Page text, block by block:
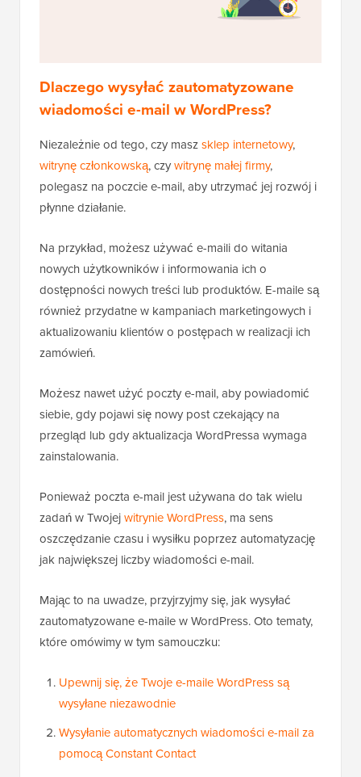
Dlaczego wysyłać zautomatyzowane
wiadomości e-mail w WordPress?
Niezależnie od tego, czy maszsklep internetowy,
witrynę członkowską, czywitrynę małej firmy,
polegasz na poczcie e-mail, aby utrzymać jej rozwój i
płynne działanie.
Na przykład, możesz używać e-maili do witania
nowych użytkowników i informowania ich o
dostępności nowych treści lub produktów. E-maile są
również przydatne w kampaniach marketingowych i
aktualizowaniu klientów o postępach w realizacji ich
zamówień.
Możesz nawet użyć poczty e-mail, aby powiadomić
siebie, gdy pojawi się nowy post czekający na
przegląd lub gdy aktualizacja WordPressa wymaga
zainstalowania.
Ponieważ poczta e-mail jest używana do tak wielu
zadań w Twojejwitrynie WordPress, ma sens
oszczędzanie czasu i wysiłku poprzez automatyzację
jak największej liczby wiadomości e-mail.
Mając to na uwadze, przyjrzyjmy się, jak wysyłać
zautomatyzowane e-maile w WordPress. Oto tematy,
które omówimy w tym samouczku:
Upewnij się, że Twoje e-maile WordPress są
wysyłane niezawodnie
Wysyłanie automatycznych wiadomości e-mail za
pomocą Constant Contact